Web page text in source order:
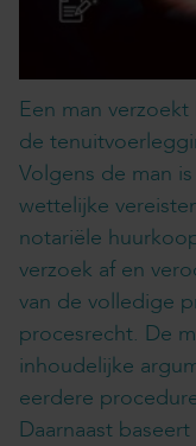
Een man
de
Volgens de man
wettelijke
notariële
verzoek af en
van de volledige
procesrecht. De
inhoudelijke
eerdere
Daarnaast